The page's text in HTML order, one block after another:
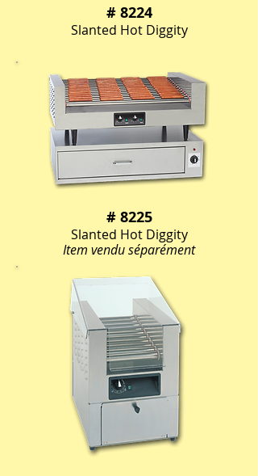
# 8224
Slanted Hot Diggity
# 8225
Slanted Hot Diggity
Item vendu séparément